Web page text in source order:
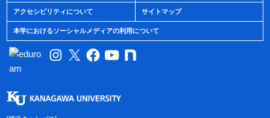
アクセシビリティについて サイトマップ
本学におけるソーシャルメディアの利用について